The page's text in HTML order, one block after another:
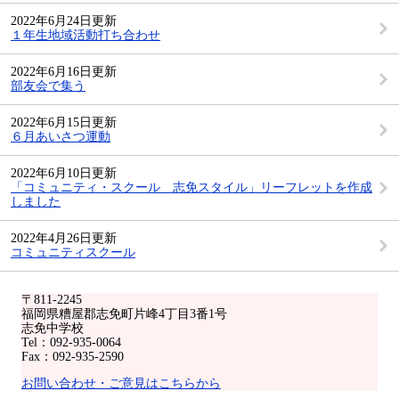
〒811-2245
福岡県糟屋郡志免町片峰4丁目3番1号
志免中学校
Tel：092-935-0064
Fax：092-935-2590
お問い合わせ・ご意見はこちらから
2022年6月24日更新
１年生地域活動打ち合わせ
2022年6月16日更新
部友会で集う
2022年6月15日更新
６月あいさつ運動
2022年6月10日更新
「コミュニティ・スクール 志免スタイル」リーフレットを作成
しました
2022年4月26日更新
コミュニティスクール